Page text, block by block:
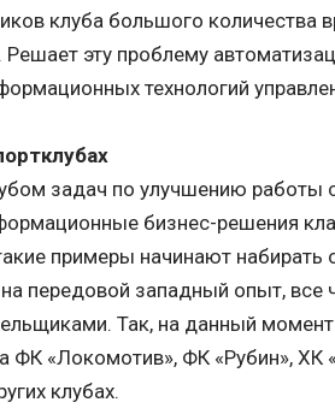
клуба большого количества
эту проблему
технологий
задач по улучшению работы
бизнес-решения
примеры начинают
передовой западный опыт,
Так, на данный
ФК «Локомотив», ФК «Рубин», ХК
клубах.